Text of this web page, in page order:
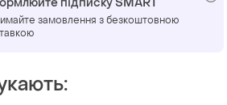
замовлення з безкоштовною